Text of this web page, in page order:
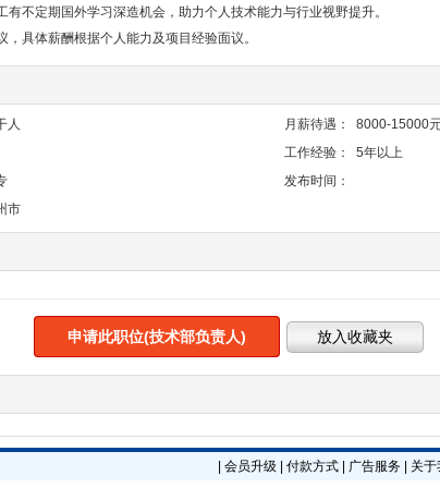
有不定期国外学习深造机会，助力个人技术能力与行业视野提升。
，具体薪酬根据个人能力及项目经验面议。
人 月薪待遇：
8000-15000
工作经验：
5年以上
发布时间：
市
申请此职位(技术部负责人)
会员升级 付款方式| 广告服务| 关于